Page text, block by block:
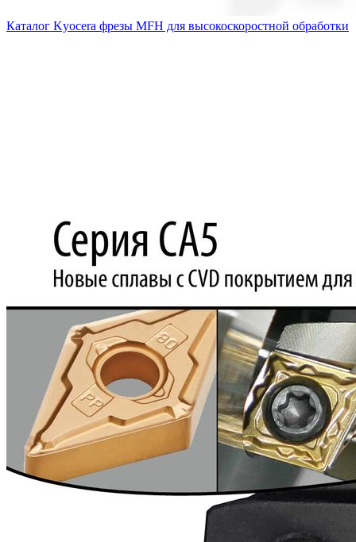
Каталог Kyocera фрезы MFH для высокоскоростной обработки